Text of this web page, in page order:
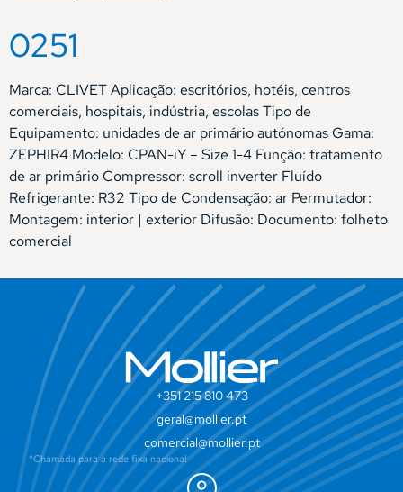
0251
Marca: CLIVET Aplicação: escritórios, hotéis, centros
comerciais, hospitais, indústria, escolas Tipo de
Equipamento: unidades de ar primário autónomas Gama:
ZEPHIR4 Modelo: CPAN-iY – Size 1-4 Função: tratamento
de ar primário Compressor: scroll inverter Fluído
Refrigerante: R32 Tipo de Condensação: ar Permutador:
Montagem: interior | exterior Difusão: Documento: folheto
comercial
+351 215 810 473
geral@mollier.pt
comercial@mollier.pt
*Chamada para a rede fixa nacional